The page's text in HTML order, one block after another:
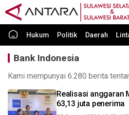
Hukum Politik Daerah
Bank Indonesia
Kami mempunyai 6.280 berita
Realisasi anggaran
63,13 juta penerima